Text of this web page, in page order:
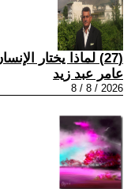
(27) لماذا يختار الإنسان العبودية؟
عامر عبد زيد
2026 / 8 / 8